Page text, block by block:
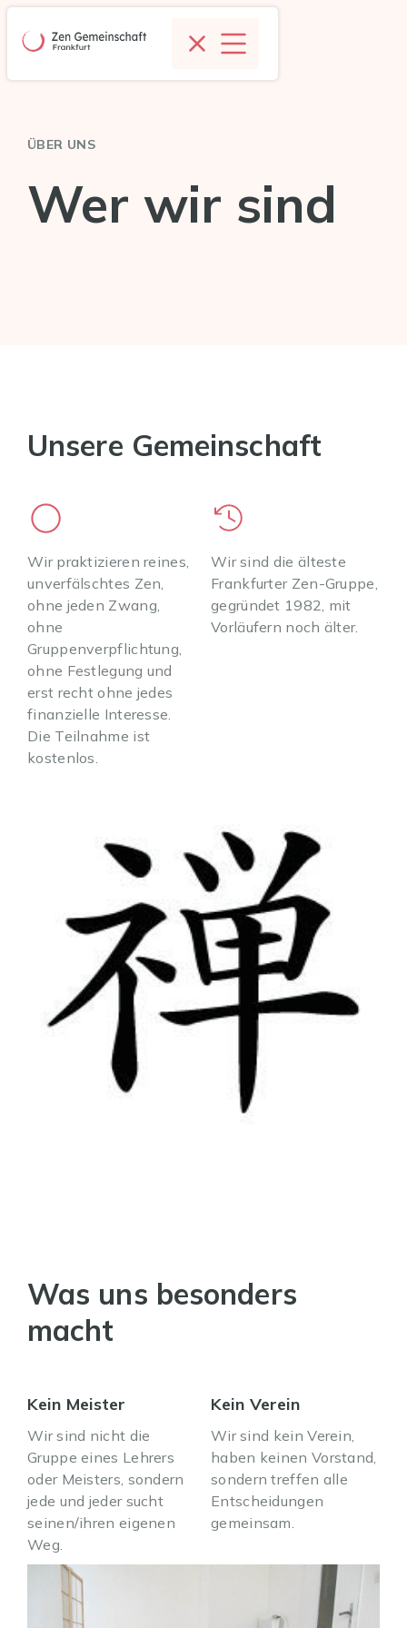
ÜBER UNS
Wer wir sind
Unsere Gemeinschaft
Wir praktizieren reines,
unverfälschtes Zen,
ohne jeden Zwang,
ohne
Gruppenverpflichtung,
ohne Festlegung und
erst recht ohne jedes
finanzielle Interesse.
Die Teilnahme ist
kostenlos.
Wir sind die älteste
Frankfurter Zen-Gruppe,
gegründet 1982, mit
Vorläufern noch älter.
Was uns besonders
macht
Kein Meister
Wir sind nicht die
Gruppe eines Lehrers
oder Meisters, sondern
jede und jeder sucht
seinen/ihren eigenen
Weg.
Kein Verein
Wir sind kein Verein,
haben keinen Vorstand,
sondern treffen alle
Entscheidungen
gemeinsam.